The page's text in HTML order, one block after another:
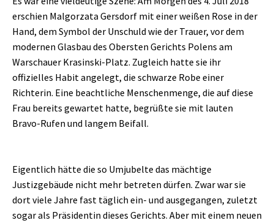
erschien Malgorzata Gersdorf mit einer weißen Rose in der
Hand, dem Symbol der Unschuld wie der Trauer, vor dem
modernen Glasbau des Obersten Gerichts Polens am
Warschauer Krasinski-Platz. Zugleich hatte sie ihr
offizielles Habit angelegt, die schwarze Robe einer
Richterin. Eine beachtliche Menschenmenge, die auf diese
Frau bereits gewartet hatte, begrüßte sie mit lauten
Bravo-Rufen und langem Beifall.
Eigentlich hätte die so Umjubelte das mächtige
Justizgebäude nicht mehr betreten dürfen. Zwar war sie
dort viele Jahre fast täglich ein- und ausgegangen, zuletzt
sogar als Präsidentin dieses Gerichts. Aber mit einem neuen